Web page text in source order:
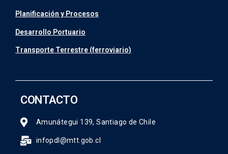
Planificación y Procesos
Desarrollo Portuario
Transporte Terrestre (ferroviario)
CONTACTO
Amunátegui 139, Santiago de Chile
infopdl@mtt.gob.cl